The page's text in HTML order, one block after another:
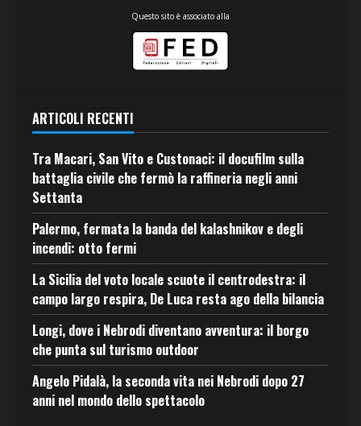
Questo sito è associato alla
ARTICOLI RECENTI
Tra Macari, San Vito e Custonaci: il docufilm sulla
battaglia civile che fermò la raffineria negli anni
Settanta
Palermo, fermata la banda del kalashnikov e degli
incendi: otto fermi
La Sicilia del voto locale scuote il centrodestra: il
campo largo respira, De Luca resta ago della bilancia
Longi, dove i Nebrodi diventano avventura: il borgo
che punta sul turismo outdoor
Angelo Pidalà, la seconda vita nei Nebrodi dopo 27
anni nel mondo dello spettacolo